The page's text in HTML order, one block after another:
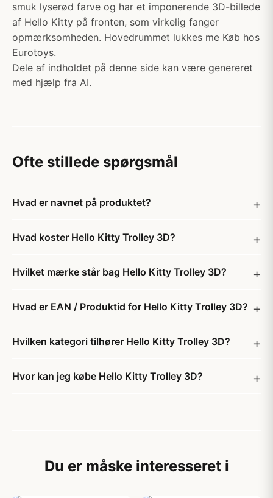
smuk lyserød farve og har et imponerende 3D-billede
af Hello Kitty på fronten, som virkelig fanger
opmærksomheden. Hovedrummet lukkes me Køb hos
Eurotoys.
Dele af indholdet på denne side kan være genereret
med hjælp fra AI.
Ofte stillede spørgsmål
Hvad er navnet på produktet?
Hvad koster Hello Kitty Trolley 3D?
Hvilket mærke står bag Hello Kitty Trolley 3D?
Hvad er EAN / Produktid for Hello Kitty Trolley 3D?
Hvilken kategori tilhører Hello Kitty Trolley 3D?
Hvor kan jeg købe Hello Kitty Trolley 3D?
Du er måske interesseret i